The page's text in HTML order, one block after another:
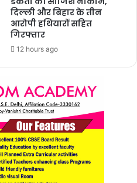
दिल्ली और बिहार के तीन
आरोपी हथियारों सहित
गिरफ्तार
12 hours ago